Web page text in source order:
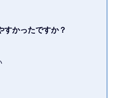
すかったですか？